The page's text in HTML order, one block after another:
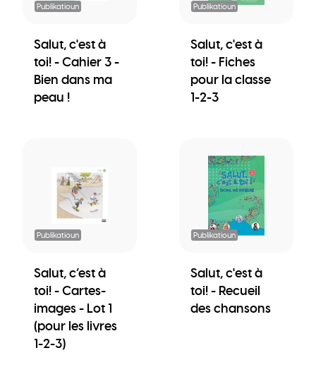
Publikatioun
Salut, c'est à
toi! - Cahier 3 -
Bien dans ma
peau !
Publikatioun
Salut, c'est à
toi! - Fiches
pour la classe
1-2-3
Publikatioun
Salut, c’est à
toi! - Cartes-
images - Lot 1
(pour les livres
1-2-3)
Publikatioun
Salut, c'est à
toi! - Recueil
des chansons